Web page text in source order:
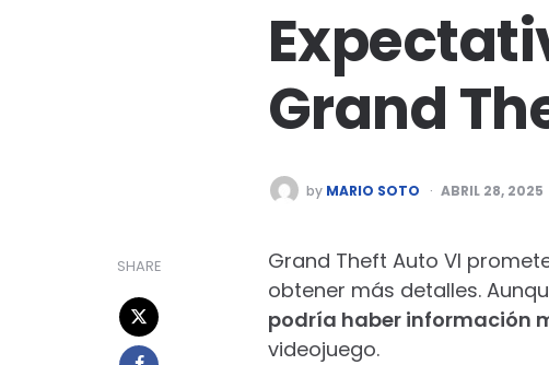
Grand
POSTED
BY
by MARIO SOTO ABRIL 28, 2025
SHARE
Grand Theft Auto VI
obtener más detalles.
podría haber información
videojuego.